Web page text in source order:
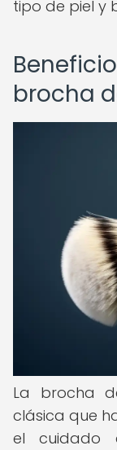
tipo de piel y
brocha
La brocha
clásica que
el